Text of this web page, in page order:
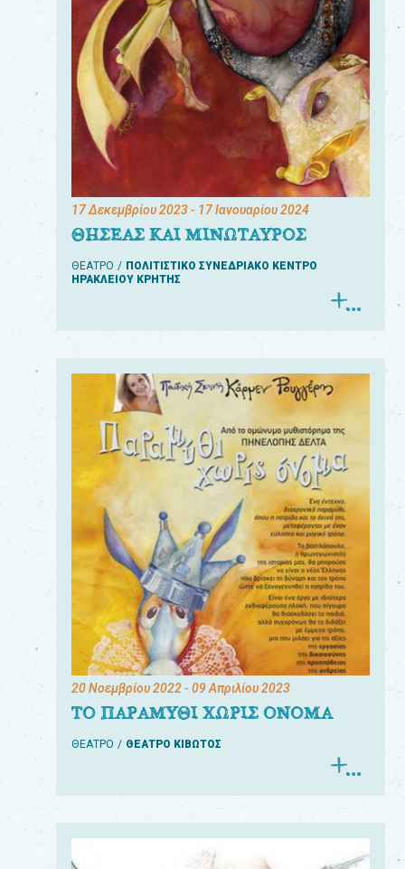
17 Δεκεμβρίου 2023- 17 Ιανουαρίου 2024
ΘΗΣΕΑΣ ΚΑΙ ΜΙΝΩΤΑΥΡΟΣ
ΘΕΑΤΡΟ
ΠΟΛΙΤΙΣΤΙΚΟ ΣΥΝΕΔΡΙΑΚΟ ΚΕΝΤΡΟ
ΗΡΑΚΛΕΙΟΥ ΚΡΗΤΗΣ
20 Νοεμβρίου 2022- 09 Απριλίου 2023
ΤΟ ΠΑΡΑΜΥΘΙ ΧΩΡΙΣ ΟΝΟΜΑ
ΘΕΑΤΡΟ ΘΕΑΤΡΟ ΚΙΒΩΤΟΣ